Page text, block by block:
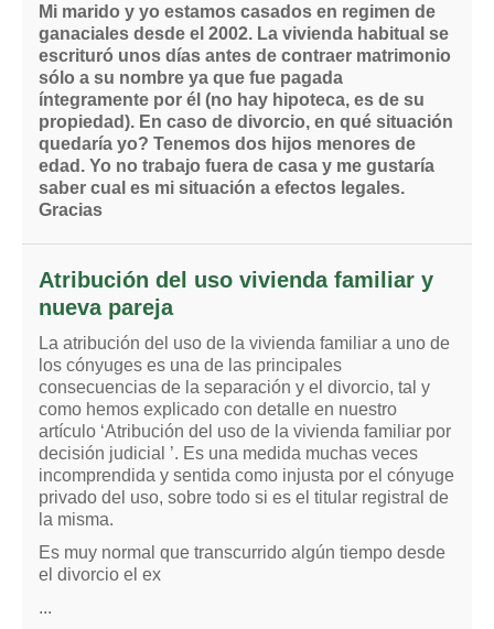
Mi marido y yo estamos casados en regimen de
ganaciales desde el 2002. La vivienda habitual se
escrituró unos días antes de contraer matrimonio
sólo a su nombre ya que fue pagada
íntegramente por él (no hay hipoteca, es de su
propiedad). En caso de divorcio, en qué situación
quedaría yo? Tenemos dos hijos menores de
edad. Yo no trabajo fuera de casa y me gustaría
saber cual es mi situación a efectos legales.
Gracias
Atribución del uso vivienda familiar y
nueva pareja
La atribución del uso de la vivienda familiar a uno de
los cónyuges es una de las principales
consecuencias de la separación y el divorcio, tal y
como hemos explicado con detalle en nuestro
artículo ‘Atribución del uso de la vivienda familiar por
decisión judicial ’. Es una medida muchas veces
incomprendida y sentida como injusta por el cónyuge
privado del uso, sobre todo si es el titular registral de
la misma.
Es muy normal que transcurrido algún tiempo desde
el divorcio el ex
...